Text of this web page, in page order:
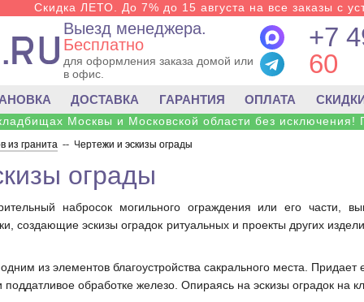
Скидка ЛЕТО. До 7% до 15 августа на все заказы с
Выезд менеджера.
Бесплатно
для оформления заказа домой или
в офис.
+7
60
ДОСТАВКА ГАРАНТИЯ ОПЛАТА
Москвы и Московской области без исключения!
из гранита -- Чертежи и эскизы ограды
ограды
набросок могильного ограждения или его части,
создающие эскизы оградок ритуальных и проекты других
из элементов благоустройства сакрального места.
поддатливое обработке железо. Опираясь на эскизы оградок